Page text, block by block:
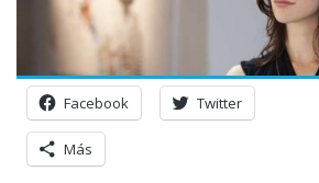
Facebook Twitter
Más